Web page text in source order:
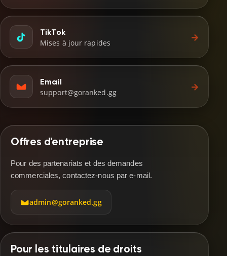
TikTok
Mises à jour rapides
→
Email
support@goranked.gg
→
Offres d'entreprise
Pour des partenariats et des demandes
commerciales, contactez-nous par e-mail.
admin@goranked.gg
Pour les titulaires de droits